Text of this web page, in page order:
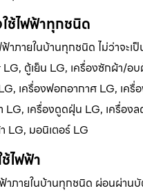
ช้ไฟฟ้าทุกชนิด
ฟ้าภายในบ้านทุกชนิด ไม่ว่าจะเ
ตู้เย็น LG, เครื่องซักผ้า/อ
เครื่องฟอกอากาศ LG, เครื่
LG, เครื่องดูดฝุ่น LG, เครื่อง
LG, มอนิเตอร์ LG
ไฟฟ้า
าภายในบ้านทุกชนิด ผ่อนผ่าน